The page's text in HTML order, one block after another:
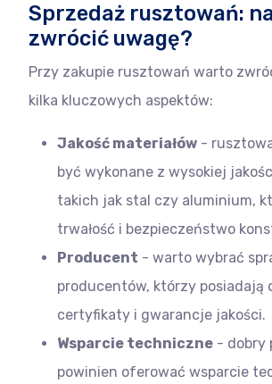
Sprzedaż rusztowań:
zwrócić uwagę?
Przy zakupie rusztowań warto
kilka kluczowych aspektów:
Jakość materiałów -
być wykonane z wysokiej
takich jak stal czy aluminium,
trwałość i bezpieczeństwo
Producent - warto wybrać
producentów, którzy posiadają
certyfikaty i gwarancje jakości.
Wsparcie techniczne - dobry
powinien oferować wsparcie